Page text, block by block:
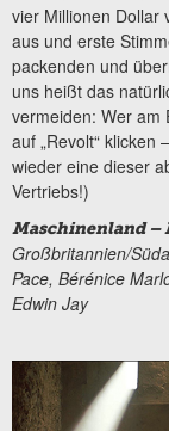
vier Millionen Dollar
aus und erste
packenden und
uns heißt das
vermeiden: Wer am
auf „Revolt“ klicken
wieder eine dieser
Vertriebs!)
Maschinenland –
Großbritannien/
Pace, Bérénice
Edwin Jay